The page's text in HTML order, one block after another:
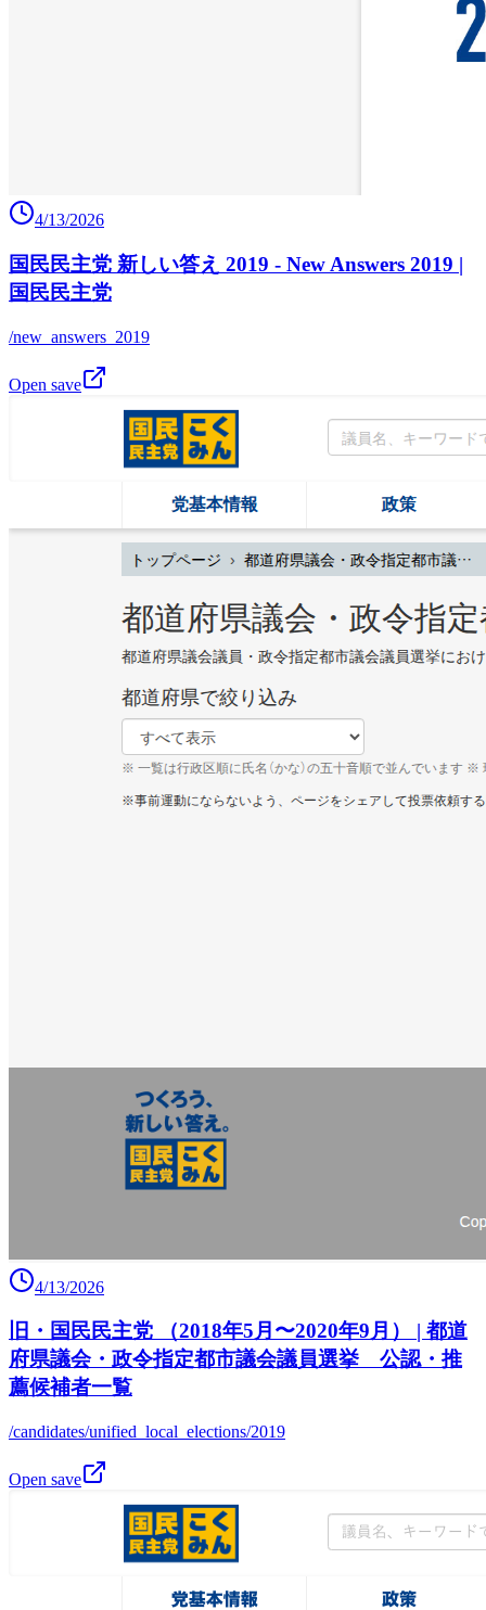
4/13/2026
国民民主党 新しい答え 2019 - New Answers 2019 |
国民民主党
/new_answers_2019
Open save
4/13/2026
旧・国民民主党 （2018年5月〜2020年9月） | 都道
府県議会・政令指定都市議会議員選挙 公認・推
薦候補者一覧
/candidates/unified_local_elections/2019
Open save